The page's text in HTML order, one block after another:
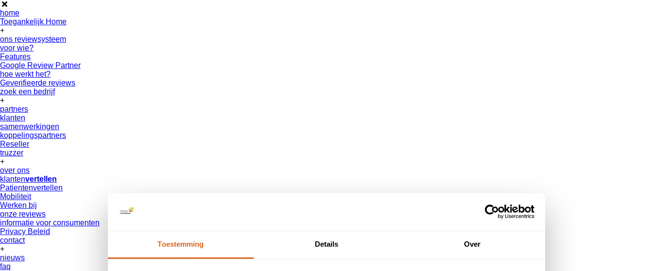
Toestemming Details Over
home
Toegankelijk Home
+
ons reviewsysteem
voor wie?
Features
Google Review Partner
hoe werkt het?
Geverifieerde reviews
zoek een bedrijf
+
partners
klanten
samenwerkingen
koppelingspartners
Reseller
truzzer
+
over ons
klantenvertellen
Patientenvertellen
Mobiliteit
Werken bij
onze reviews
informatie voor consumenten
Privacy Beleid
contact
+
nieuws
faq